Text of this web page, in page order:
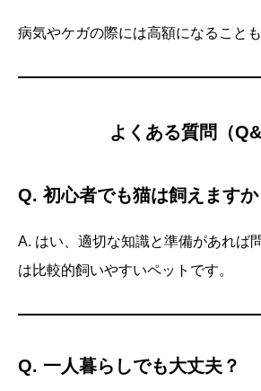
病気やケガの際には高額になることも
よくある質問（
Q. 初心者でも猫は飼えますか
A. はい、適切な知識と準備があれば
は比較的飼いやすいペットです。
Q. 一人暮らしでも大丈夫？